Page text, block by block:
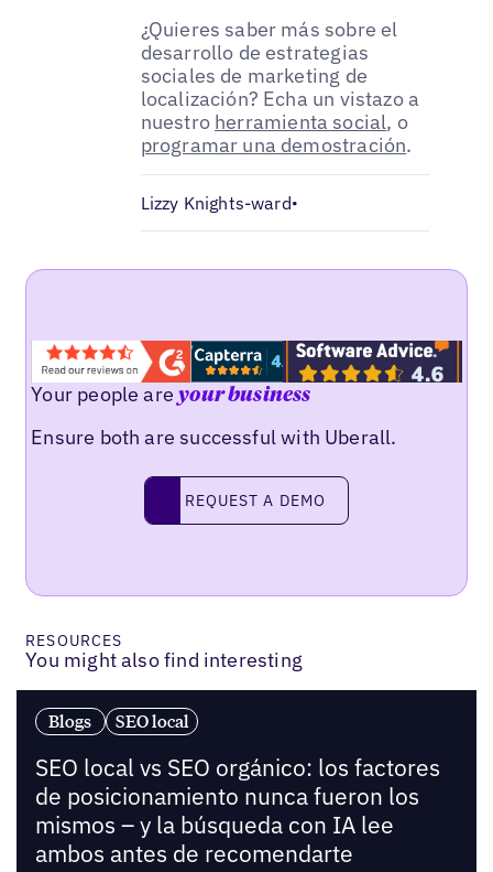
¿Quieres saber más sobre el
desarrollo de estrategias
sociales de marketing de
localización? Echa un vistazo a
nuestro herramienta social, o
programar una demostración.
Lizzy Knights-ward•
Your people areyour business
Ensure both are successful with Uberall.
Request a demo
REQUEST A DEMO
RESOURCES
You might also find interesting
Blogs SEO local
SEO local vs SEO orgánico: los factores
de posicionamiento nunca fueron los
mismos – y la búsqueda con IA lee
ambos antes de recomendarte